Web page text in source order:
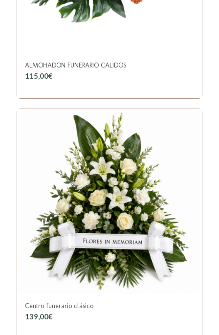
ALMOHADON FUNERARIO CALIDOS
115,00€
Centro funerario clásico
139,00€